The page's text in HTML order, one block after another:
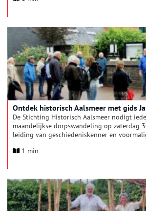
Ontdek historisch Aalsmeer met gids
De Stichting Historisch Aalsmeer nodigt
maandelijkse dorpswandeling op zaterdag
leiding van geschiedeniskenner en
Aalsmeer-Centrum. Tijdens deze wandeling
1 min